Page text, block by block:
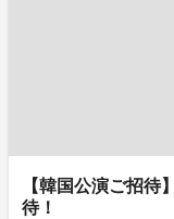
【韓国公演ご招待
待！